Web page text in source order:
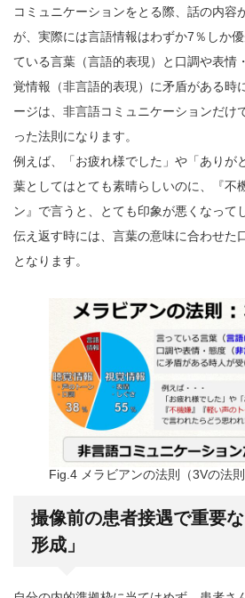
コミュニケーションをとる際、話の内容
が、実際には言語情報はわずか7％しか
ている言葉（言語的表現）と口調や表情
覚情報（非言語的表現）に矛盾がある時
ージは、非言語コミュニケーションだけ
った法則になります。
例えば、「お疲れ様でした」や「ありが
葉としてはとても素晴らしいのに、『不
ン』で言うと、とても印象が悪くなって
伝え返す時には、言葉の意味に合わせた
となります。
Fig.4 メラビアンの法則（3Vの法則
撮像前の患者接遇で重要
形成」